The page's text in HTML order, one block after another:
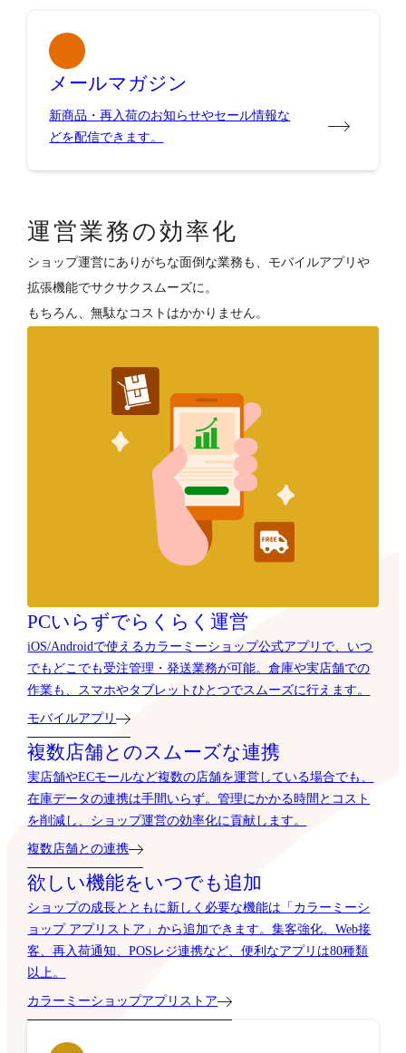
メールマガジン
新商品・再入荷のお知らせやセール情報な
どを配信できます。
運営業務の効率化
ショップ運営にありがちな面倒な業務も、モバイルアプリや
拡張機能でサクサクスムーズに。
もちろん、無駄なコストはかかりません。
PCいらずでらくらく運営
iOS/Androidで使えるカラーミーショップ公式アプリで、いつ
でもどこでも受注管理・発送業務が可能。倉庫や実店舗での
作業も、スマホやタブレットひとつでスムーズに行えます。
モバイルアプリ
複数店舗とのスムーズな連携
実店舗やECモールなど複数の店舗を運営している場合でも、
在庫データの連携は手間いらず。管理にかかる時間とコスト
を削減し、ショップ運営の効率化に貢献します。
複数店舗との連携
欲しい機能をいつでも追加
ショップの成長とともに新しく必要な機能は「カラーミーシ
ョップ アプリストア」から追加できます。集客強化、Web接
客、再入荷通知、POSレジ連携など、便利なアプリは80種類
以上。
カラーミーショップアプリストア